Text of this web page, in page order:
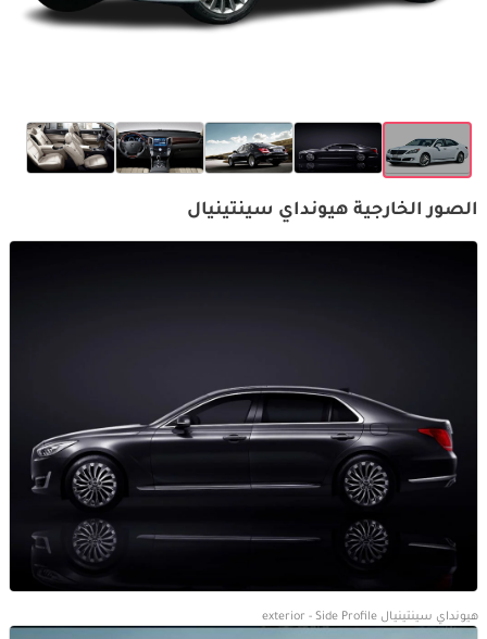
الصور الخارجية هيونداي سينتينيال
هيونداي سينتينيال exterior - Side Profile